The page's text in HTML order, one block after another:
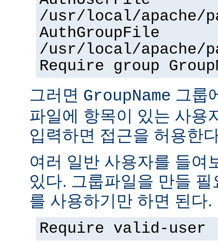
/usr/local/apache/
AuthGroupFile
/usr/local/apache/
Require group
그러면 GroupName 그룹
파일에 항목이 있는 사용
입력하면 접근을 허용한
여러 일반 사용자를 들여
있다. 그룹파일을 만들
를 사용하기만 하면 된다.
Require valid-user